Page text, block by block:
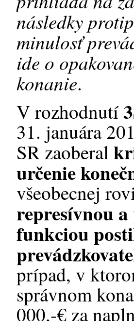
následky
minulosť
ide o
konanie.
V rozhodnutí
31. januára
SR zaoberal
určenie
všeobecnej
represívnou
funkciou
prípad, v
správnom
000,-€ za